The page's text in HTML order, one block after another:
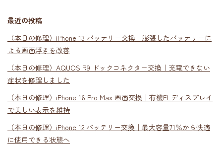
最近の投稿
（本日の修理）iPhone 13 バッテリー交換｜膨張したバッテリーに
よる画面浮きを改善
（本日の修理）AQUOS R9 ドックコネクター交換｜充電できない
症状を修理しました
（本日の修理）iPhone 16 Pro Max 画面交換｜有機ELディスプレイ
で美しい表示を維持
（本日の修理）iPhone 12 バッテリー交換｜最大容量71％から快適
に使用できる状態へ